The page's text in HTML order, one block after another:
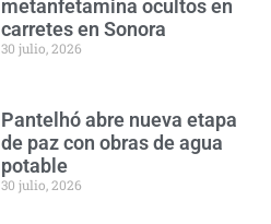
metanfetamina ocultos en
carretes en Sonora
30 julio, 2026
Pantelhó abre nueva etapa
de paz con obras de agua
potable
30 julio, 2026